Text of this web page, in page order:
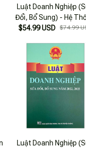
Luật Doanh Nghiệp
Đổi, Bổ Sung) - Hệ
Các Văn Bản Quy
Hành
$54.99 USD $74.99
Luật Doanh Nghiệp